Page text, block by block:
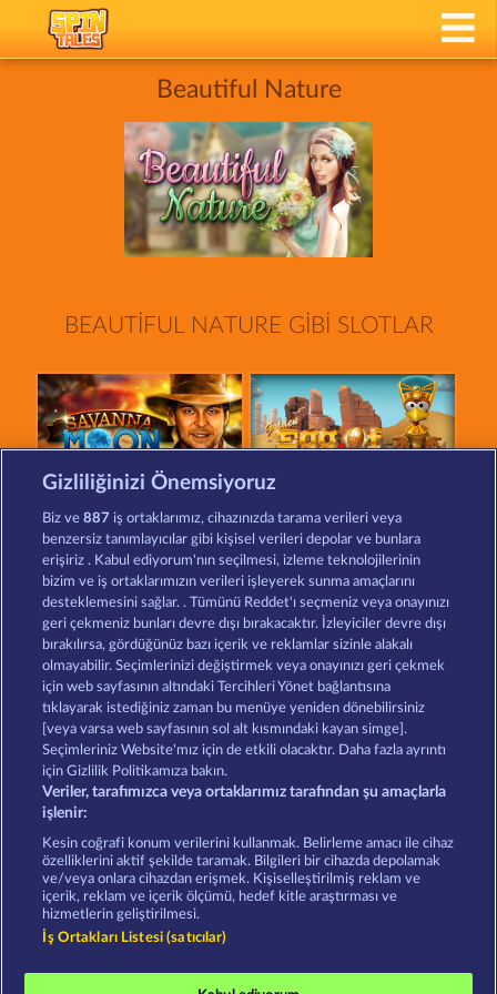
Beautiful Nature
BEAUTIFUL NATURE GIBI SLOTLAR
Night Wolves Atlantic Wilds
Hüküm ve Koşullar Gizlilik Beyanı Künye
Şirket SSS Ortaklık programı Facebook
İptal talebini gönder
Sosyal casino oyunları sadece eğlence amaçlıdır ve
Gizliliğinizi Önemsiyoruz
Biz ve887 iş ortaklarımız, cihazınızda tarama verileri veya
benzersiz tanımlayıcılar gibi kişisel verileri depolar ve bunlara
erişiriz . Kabul ediyorum'nın seçilmesi, izleme teknolojilerinin
bizim ve iş ortaklarımızın verileri işleyerek sunma amaçlarını
desteklemesini sağlar. . Tümünü Reddet'ı seçmeniz veya onayınızı
geri çekmeniz bunları devre dışı bırakacaktır. İzleyiciler devre dışı
bırakılırsa, gördüğünüz bazı içerik ve reklamlar sizinle alakalı
olmayabilir. Seçimlerinizi değiştirmek veya onayınızı geri çekmek
için web sayfasının altındaki Tercihleri Yönet bağlantısına
tıklayarak istediğiniz zaman bu menüye yeniden dönebilirsiniz
[veya varsa web sayfasının sol alt kısmındaki kayan simge].
Seçimleriniz Website'mız için de etkili olacaktır. Daha fazla ayrıntı
için Gizlilik Politikamıza bakın.
Veriler, tarafımızca veya ortaklarımız tarafından şu amaçlarla
işlenir:
Kesin coğrafi konum verilerini kullanmak. Belirleme amacı ile cihaz
özelliklerini aktif şekilde taramak. Bilgileri bir cihazda depolamak
ve/veya onlara cihazdan erişmek. Kişiselleştirilmiş reklam ve
içerik, reklam ve içerik ölçümü, hedef kitle araştırması ve
hizmetlerin geliştirilmesi.
İş Ortakları Listesi (satıcılar)